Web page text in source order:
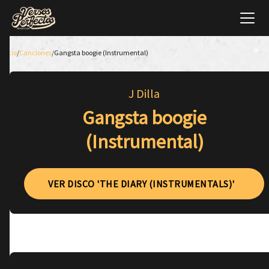
Inicio/Canciones/Gangsta boogie (Instrumental)
J Dilla
Gangsta boogie
(Instrumental)
VER DISCO 'THE DIARY (INSTRUMENTALS)'